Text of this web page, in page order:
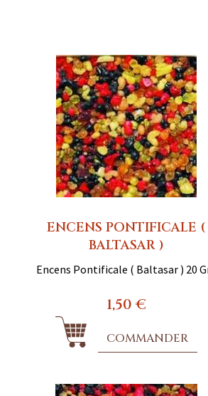
ENCENS PONTIFICALE (
BALTASAR )
Encens Pontificale ( Baltasar ) 20
1,50 €
COMMANDER